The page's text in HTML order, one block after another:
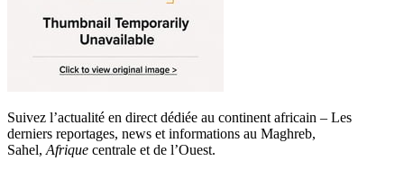
Suivez l’actualité en direct dédiée au continent africain – Les
derniers reportages, news et informations au Maghreb,
Sahel,Afrique centrale et de l’Ouest.